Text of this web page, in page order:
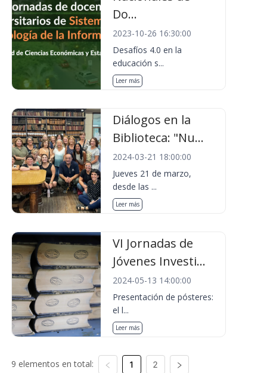
Do...
2023-10-26 16:30:00
Desafíos 4.0 en la
educación s...
Leer más
Diálogos en la
Biblioteca: "Nu...
2024-03-21 18:00:00
Jueves 21 de marzo,
desde las ...
Leer más
VI Jornadas de
Jóvenes Investi...
2024-05-13 14:00:00
Presentación de pósteres:
el l...
Leer más
9 elementos en total: 1 2